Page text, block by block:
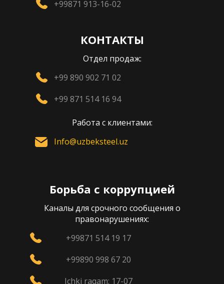
+99871 913-16-02
КОНТАКТЫ
Отдел продаж:
+99 890 902 71 02
+99 871 514 16 94
Работа с клиентами:
Info@uzbeksteel.uz
Борьба с коррупцией
Каналы для срочного сообщения о
правонарушениях:
+99871 514 19 17
+99890 998 67 20
Ichki raqam: 17-07